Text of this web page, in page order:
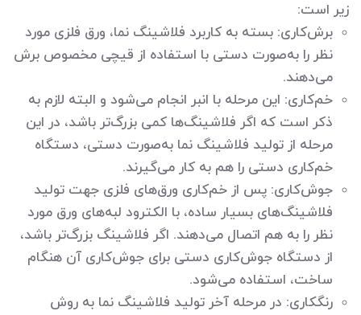
زیر است:
برش‌کاری: بسته به کاربرد فلاشینگ نما، ورق فلزی مورد
نظر را به‌صورت دستی با استفاده از قیچی مخصوص برش
می‌دهند.
خم‌کاری: این مرحله با انبر انجام می‌شود و البته لازم به
ذکر است که اگر فلاشینگ‌ها کمی بزرگ‌تر باشد، در این
مرحله از تولید فلاشینگ نما به‌صورت دستی، دستگاه
خم‌کاری دستی را هم به کار می‌گیرند.
جوش‌کاری: پس از خم‌کاری ورق‌های فلزی جهت تولید
فلاشینگ‌های بسیار ساده، با الکترود لبه‌های ورق مورد
نظر را به هم اتصال می‌دهند. اگر فلاشینگ بزرگ‌تر باشد،
از دستگاه جوش‌کاری دستی برای جوش‌کاری آن هنگام
ساخت، استفاده می‌شود.
رنگ‎کاری: در مرحله آخر تولید فلاشینگ نما به روش